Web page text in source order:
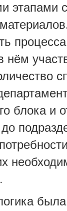
этапами
нём
блока и